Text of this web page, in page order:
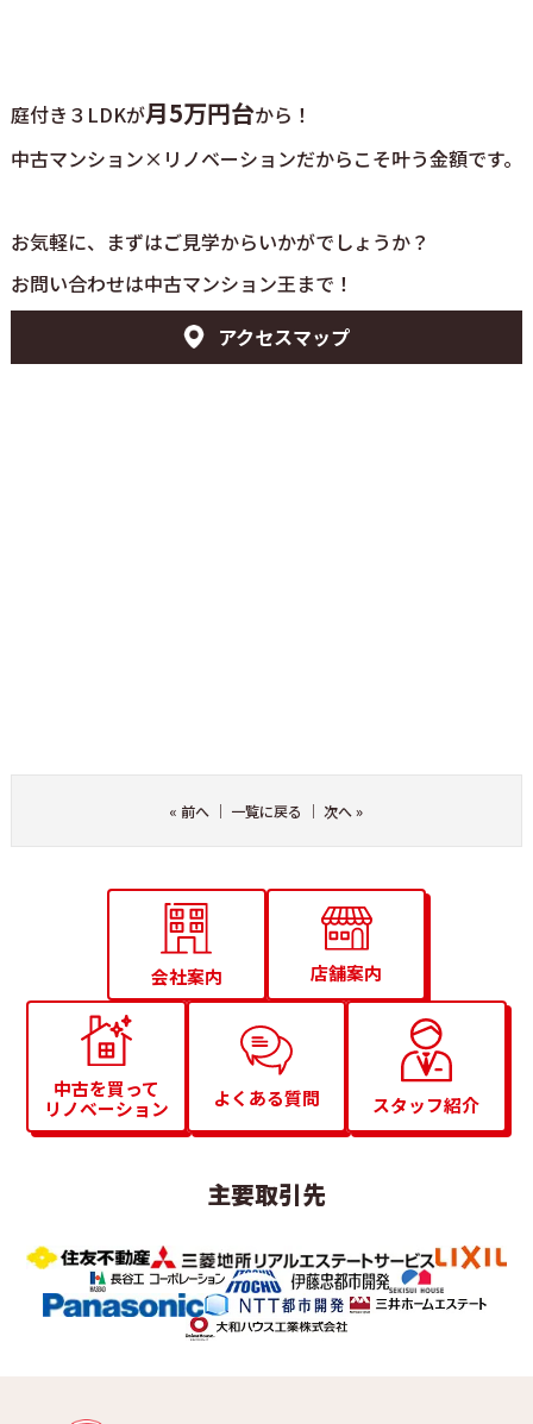
庭付き３LDKが月5万円台から！
中古マンション×リノベーションだからこそ叶う金額です。
お気軽に、まずはご見学からいかがでしょうか？
お問い合わせは中古マンション王まで！
アクセスマップ
« 前へ ｜ 一覧に戻る ｜次へ»
会社案内 店舗案内
中古を買って
リノベーション
よくある質問 スタッフ紹介
主要取引先